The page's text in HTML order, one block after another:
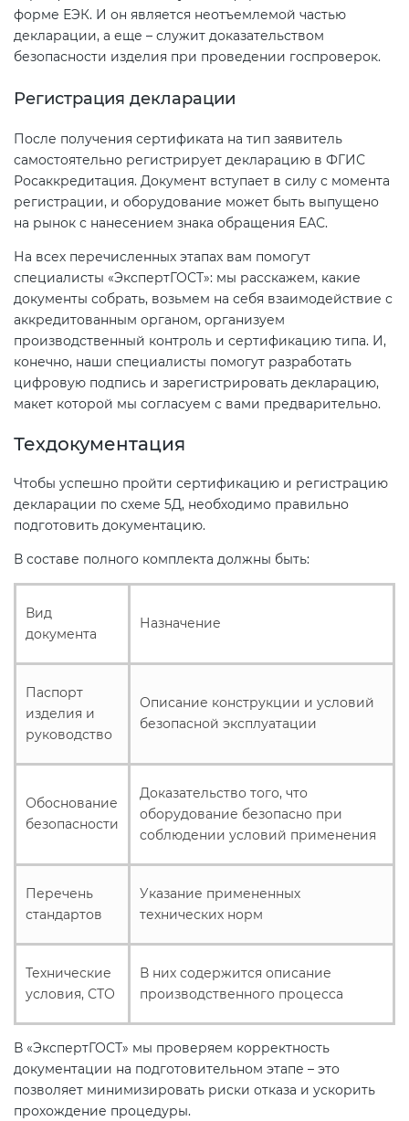
форме ЕЭК. И он является неотъемлемой частью
декларации, а еще – служит доказательством
безопасности изделия при проведении госпроверок.
Регистрация декларации
После получения сертификата на тип заявитель
самостоятельно регистрирует декларацию в ФГИС
Росаккредитация. Документ вступает в силу с момента
регистрации, и оборудование может быть выпущено
на рынок с нанесением знака обращения ЕАС.
На всех перечисленных этапах вам помогут
специалисты «ЭкспертГОСТ»: мы расскажем, какие
документы собрать, возьмем на себя взаимодействие с
аккредитованным органом, организуем
производственный контроль и сертификацию типа. И,
конечно, наши специалисты помогут разработать
цифровую подпись и зарегистрировать декларацию,
макет которой мы согласуем с вами предварительно.
Техдокументация
Чтобы успешно пройти сертификацию и регистрацию
декларации по схеме 5Д, необходимо правильно
подготовить документацию.
В составе полного комплекта должны быть:
Вид
документа
Назначение
Паспорт
изделия и
руководство
Описание конструкции и условий
безопасной эксплуатации
Обоснование
безопасности
Доказательство того, что
оборудование безопасно при
соблюдении условий применения
Перечень
стандартов
Указание примененных
технических норм
Технические
условия, СТО
В них содержится описание
производственного процесса
В «ЭкспертГОСТ» мы проверяем корректность
документации на подготовительном этапе – это
позволяет минимизировать риски отказа и ускорить
прохождение процедуры.